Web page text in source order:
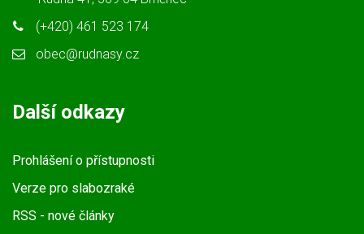
(+420) 461 523 174
obec@rudnasy.cz
Další odkazy
Prohlášení o přístupnosti
Verze pro slabozraké
RSS - nové články